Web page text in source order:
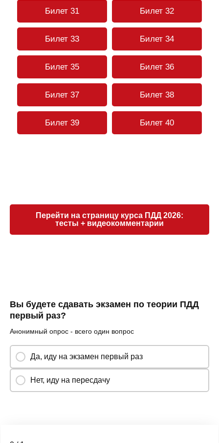
Билет 31 Билет 32
Билет 33 Билет 34
Билет 35 Билет 36
Билет 37 Билет 38
Билет 39 Билет 40
Перейти на страницу курса ПДД 2026:
тесты + видеокомментарии
Вы будете сдавать экзамен по теории ПДД
первый раз?
Анонимный опрос - всего один вопрос
Да, иду на экзамен первый раз
Нет, иду на пересдачу